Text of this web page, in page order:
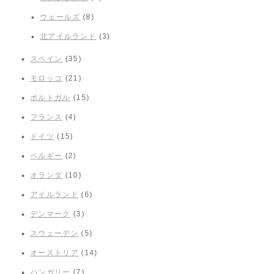
ウェールズ (8)
北アイルランド (3)
スペイン (35)
モロッコ (21)
ポルトガル (15)
フランス (4)
ドイツ (15)
ベルギー (2)
オランダ (10)
アイルランド (6)
デンマーク (3)
スウェーデン (5)
オーストリア (14)
ハンガリー (7)